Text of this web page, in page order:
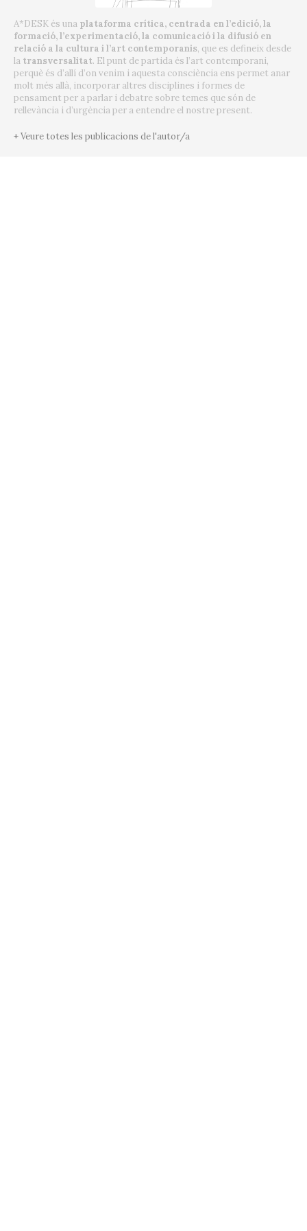
A*DESK és una plataforma crítica, centrada en l’edició, la
formació, l’experimentació, la comunicació i la difusió en
relació a la cultura i l’art contemporanis, que es defineix desde
la transversalitat. El punt de partida és l’art contemporani,
perquè és d’allí d’on venim i aquesta consciència ens permet anar
molt més allà, incorporar altres disciplines i formes de
pensament per a parlar i debatre sobre temes que són de
rellevància i d’urgència per a entendre el nostre present.
+ Veure totes les publicacions de l'autor/a